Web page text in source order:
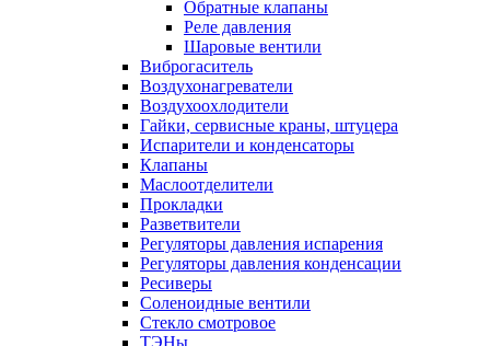
Обратные клапаны
Реле давления
Шаровые вентили
Виброгаситель
Воздухонагреватели
Воздухоохлодители
Гайки, сервисные краны, штуцера
Испарители и конденсаторы
Клапаны
Маслоотделители
Прокладки
Разветвители
Регуляторы давления испарения
Регуляторы давления конденсации
Ресиверы
Соленоидные вентили
Стекло смотровое
ТЭНы